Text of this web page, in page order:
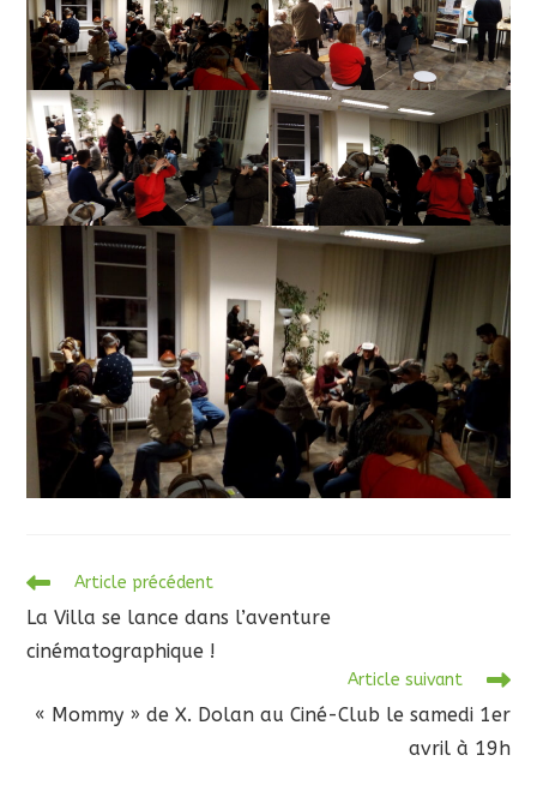
Read
articles
Article précédent
La Villa se lance dans l’aventure
cinématographique !
Article suivant
« Mommy » de X. Dolan au Ciné-Club le samedi 1er
avril à 19h